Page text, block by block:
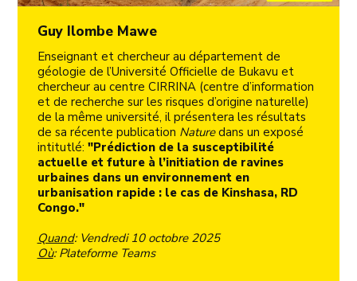
Guy Ilombe Mawe
Enseignant et chercheur au département de
géologie de l’Université Officielle de Bukavu et
chercheur au centre CIRRINA (centre d’information
et de recherche sur les risques d’origine naturelle)
de la même université, il présentera les résultats
de sa récente publication Naturedans un exposé
intitutlé: "Prédiction de la susceptibilité
actuelle et future à l’initiation de ravines
urbaines dans un environnement en
urbanisation rapide : le cas de Kinshasa, RD
Congo."
Quand: Vendredi 10 octobre 2025
Où: Plateforme Teams